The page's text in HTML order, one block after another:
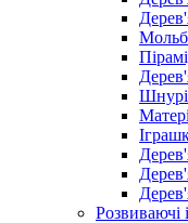
Розвиваючі